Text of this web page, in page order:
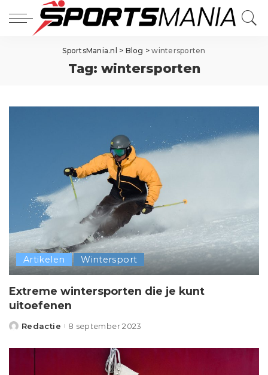
SportsMania.nl > Blog >wintersporten
Tag: wintersporten
Artikelen Wintersport
Extreme wintersporten die je kunt
uitoefenen
Posted
Redactie 8 september 2023